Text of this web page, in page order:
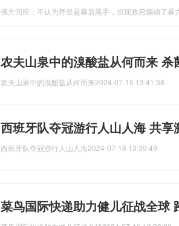
俄方回应：不认为拜登是幕后黑手，但现政府煽动了暴
农夫山泉中的溴酸盐从何而来 杀
农夫山泉中的溴酸盐从何而来2024-07-16 13:41:38
西班牙队夺冠游行人山人海 共享
西班牙队夺冠游行人山人海2024-07-16 13:39:49
菜鸟国际快递助力健儿征战全球